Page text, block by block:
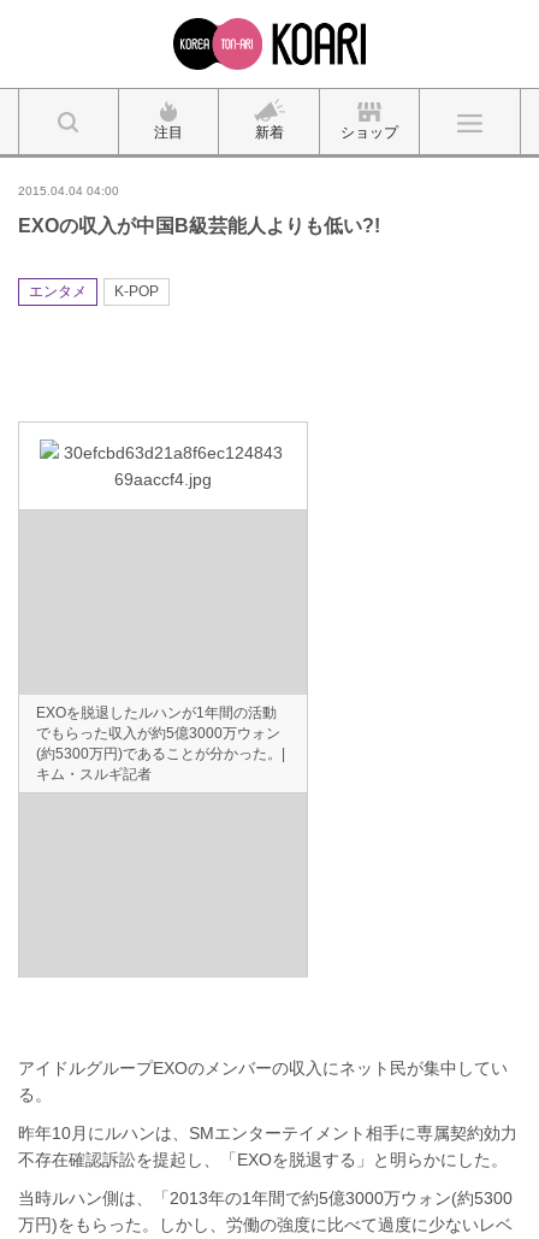
注目 新着 ショップ
2015.04.04 04:00
EXOの収入が中国B級芸能人よりも低い?!
エンタメ K-POP
EXOを脱退したルハンが1年間の活動
でもらった収入が約5億3000万ウォン
(約5300万円)であることが分かった。|
キム・スルギ記者
アイドルグループEXOのメンバーの収入にネット民が集中してい
る。
昨年10月にルハンは、SMエンターテイメント相手に専属契約効力
不存在確認訴訟を提起し、「EXOを脱退する」と明らかにした。
当時ルハン側は、「2013年の1年間で約5億3000万ウォン(約5300
万円)をもらった。しかし、労働の強度に比べて過度に少ないレベ